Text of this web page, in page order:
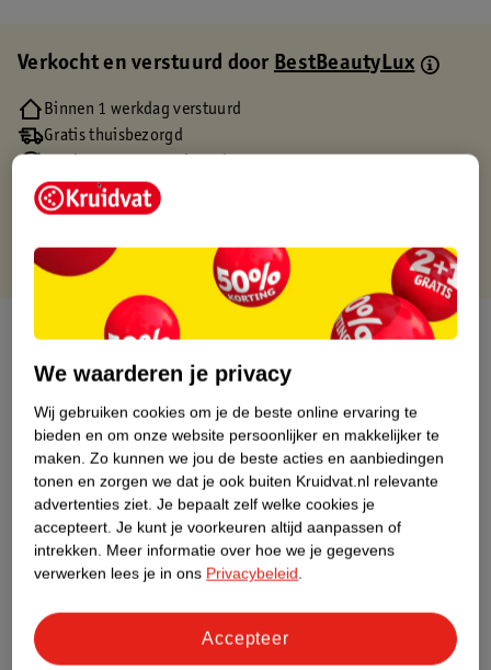
Verkocht en verstuurd doorBestBeautyLux
Binnen 1 werkdag verstuurd
Gratis thuisbezorgd
Gratis punten met je Kruidvat kaart
Over dit product
Productinformatie
Nature Impact Score
Dit product heeft (nog) geen Nature
Impact Score.
Meer informatie
Bestel & Bezorginformatie
We waarderen je privacy
Wij gebruiken cookies om je de beste online ervaring te
bieden en om onze website persoonlijker en makkelijker te
maken. Zo kunnen we jou de beste acties en aanbiedingen
tonen en zorgen we dat je ook buiten Kruidvat.nl relevante
advertenties ziet. Je bepaalt zelf welke cookies je
accepteert. Je kunt je voorkeuren altijd aanpassen of
intrekken. Meer informatie over hoe we je gegevens
verwerken lees je in ons Privacybeleid.
Accepteer